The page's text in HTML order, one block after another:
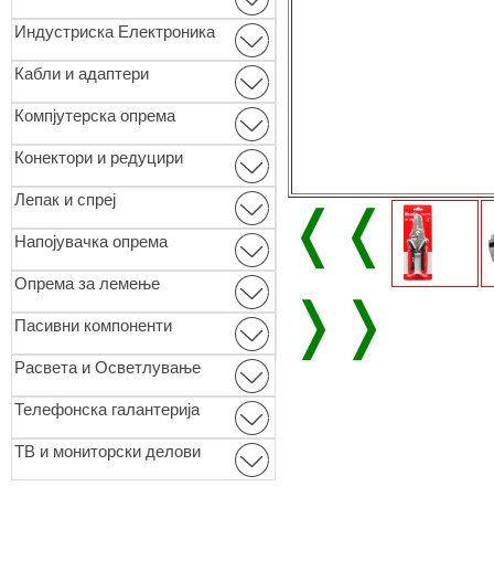
Индустриска Електроника
Кабли и адаптери
Компјутерска опрема
Конектори и редуцири
Лепак и спреј
Напојувачка опрема
Опремa за лемење
Пасивни компоненти
Расвета и Осветлување
Телефонска галантерија
ТВ и мониторски делови
❬❬
❭❭